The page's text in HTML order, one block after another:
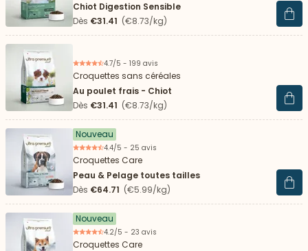
Chiot Digestion Sensible
Dès €31.41 (€8.73/kg) Voir
4.7/5 - 199 avis
Croquettes sans céréales
Au poulet frais - Chiot
Dès €31.41 (€8.73/kg) Voir
Nouveau
4.4/5 - 25 avis
Croquettes Care
Peau & Pelage toutes tailles
Dès €64.71 (€5.99/kg) Voir
Nouveau
4.2/5 - 23 avis
Croquettes Care